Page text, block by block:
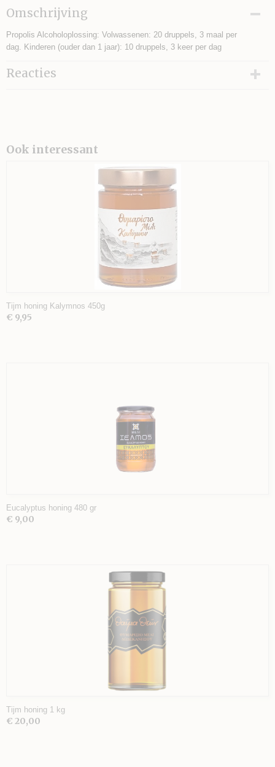
Omschrijving
Propolis Alcoholoplossing: Volwassenen: 20 druppels, 3 maal per
dag. Kinderen (ouder dan 1 jaar): 10 druppels, 3 keer per dag
Reacties
Ook interessant
Tijm honing Kalymnos 450g
€ 9,95
Eucalyptus honing 480 gr
€ 9,00
Tijm honing 1 kg
€ 20,00